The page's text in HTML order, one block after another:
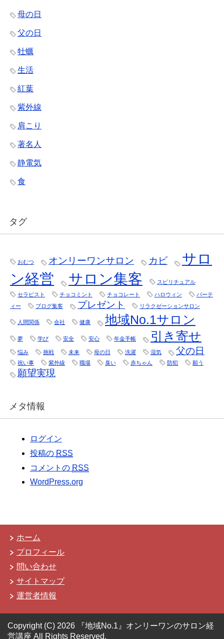
母の日
父の日
牡蠣
生活
紅葉
紫外線
肩こり
著名人
静電気
食
タグ
おむつ オンリーワンサロン カビ
サロ
ン経営
サロン集客 スピリチュアル
セラピスト チョコミント チョコレート ハロウィン
パーテ
ィー
ブログ集客 プレゼント リラクゼーションサロン
人間関係 会社 健康 地域No.1サロン
夢 学び 安全 安心 年金手帳 引き寄せ
悩み 挑戦 未来 母の日 洗濯 湿気 父の日
祝い事 紫外線 職場 臭い 赤ちゃん 防犯 願う
願望実現
メタ情報
ログイン
投稿の RSS
コメントの RSS
WordPress.org
ホーム
プロフィール
問い合わせ
サイトマップ
運営者情報
Copyright (C) 2026 『地域No.1』オンリーワンのサロン経
営講座 All Rights Reserved.